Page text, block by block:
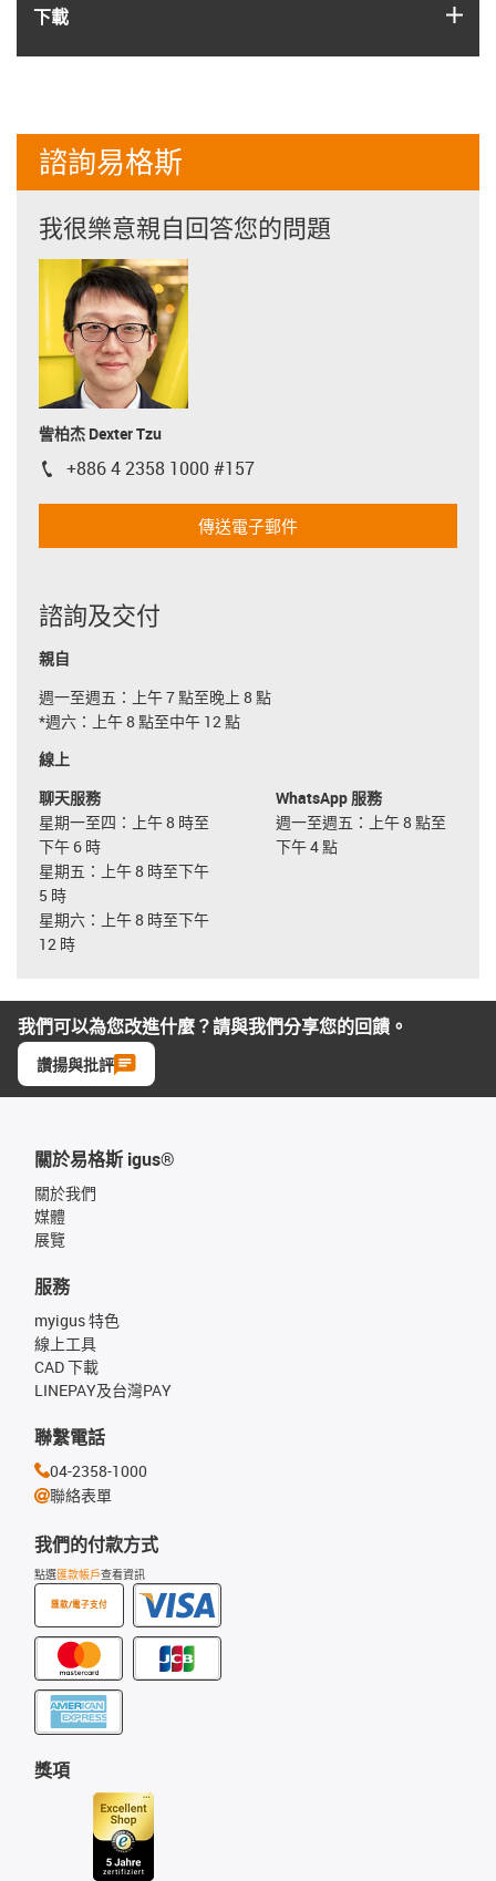
下載
諮詢易格斯
我很樂意親自回答您的問題
訾柏杰 Dexter Tzu
igus-icon-phone
+886 4 2358 1000 #157
傳送電子郵件
諮詢及交付
親自
週一至週五：上午 7 點至晚上 8 點
*週六：上午 8 點至中午 12 點
線上
聊天服務
星期一至四：上午 8 時至
下午 6 時
星期五：上午 8 時至下午
5 時
星期六：上午 8 時至下午
12 時
WhatsApp 服務
週一至週五：上午 8 點至
下午 4 點
我們可以為您改進什麼？請與我們分享您的回饋。
讚揚與批評
關於易格斯 igus®
關於我們
媒體
展覽
我們的付款方式
點選匯款帳戶查看資訊
匯款/電子支付
服務
myigus 特色
線上工具
CAD 下載
LINEPAY及台灣PAY
獎項
聯繫電話
04-2358-1000
聯絡表單